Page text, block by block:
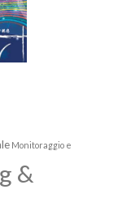
Monitoraggio e
&